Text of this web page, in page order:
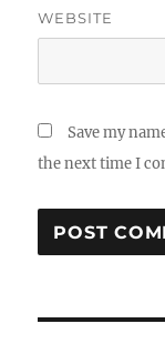
WEBSITE
Save my
the next time I